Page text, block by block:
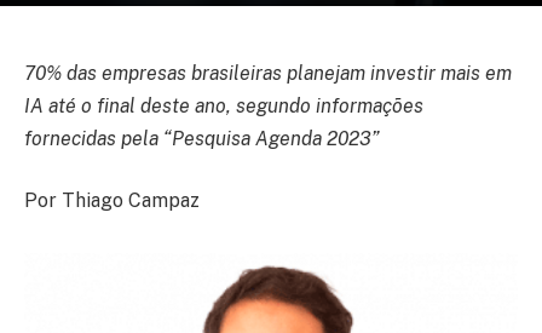
70% das empresas brasileiras planejam investir mais em
IA até o final deste ano, segundo informações
fornecidas pela “Pesquisa Agenda 2023”
Por Thiago Campaz